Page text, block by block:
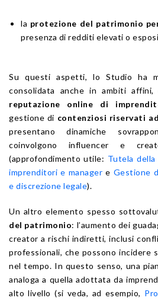
la protezione del patrimonio
presenza di redditi elevati o
Su questi aspetti, lo Studio ha
consolidata anche in ambiti affini,
reputazione online di
gestione di contenziosi riservati
presentano dinamiche
coinvolgono influencer e
(approfondimento utile: Tutela
imprenditori e manager e Gestione
e discrezione legale).
Un altro elemento spesso
del patrimonio: l’aumento dei
creator a rischi indiretti, inclusi
professionali, che possono incidere
nel tempo. In questo senso, una
analoga a quella adottata da
alto livello (si veda, ad esempio,